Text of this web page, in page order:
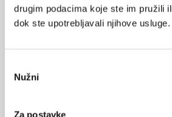
drugim podacima koje ste im pružili
dok ste upotrebljavali njihove usluge.
pristanka
Nužni
Za postavke